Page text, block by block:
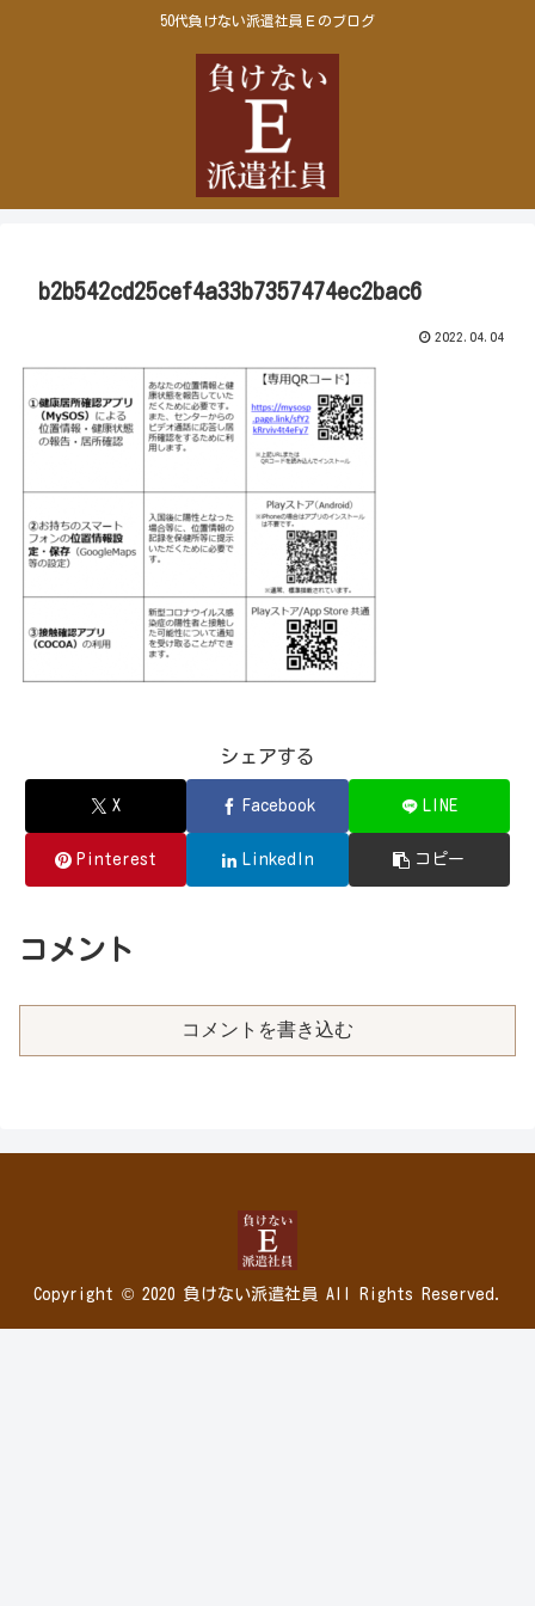
50代負けない派遣社員Ｅのブログ
b2b542cd25cef4a33b7357474ec2bac6
2022.04.04
シェアする
X Facebook LINE
Pinterest LinkedIn コピー
コメント
コメントを書き込む
Copyright © 2020 負けない派遣社員 All Rights Reserved.